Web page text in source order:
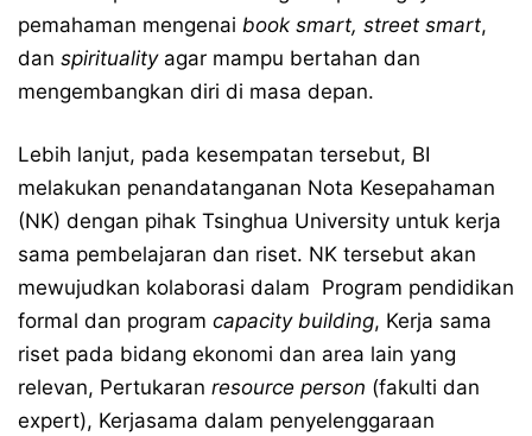
pemahaman mengenai book smart, street smart,
dan spiritualityagar mampu bertahan dan
mengembangkan diri di masa depan.
Lebih lanjut, pada kesempatan tersebut, BI
melakukan penandatanganan Nota Kesepahaman
(NK) dengan pihak Tsinghua University untuk kerja
sama pembelajaran dan riset. NK tersebut akan
mewujudkan kolaborasi dalam Program pendidikan
formal dan program capacity building, Kerja sama
riset pada bidang ekonomi dan area lain yang
relevan, Pertukaran resource person (fakulti dan
expert), Kerjasama dalam penyelenggaraan